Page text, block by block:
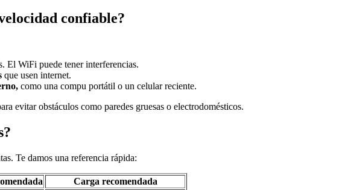
confiable?
El WiFi puede tener interferencias.
que usen internet.
como una compu portátil o un celular reciente.
evitar obstáculos como paredes gruesas o electrodomésticos.
Te damos una referencia rápida:
Carga recomendada